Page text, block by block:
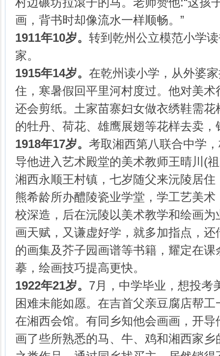
画，背书时却像流水一样顺畅。”
1911年10岁。 转到乾州公立模范小学
家。
1915年14岁。 在乾州读小学，从外婆
住，寒暑假回平里河村度过。他对美
还会剪纸。土家苗寨妇女做衣绣鞋需
的牡丹、荷花、雄鹰展翅等花样去卖，
1918年17岁。 考取湘西第八联合中学
导他进入艺术殿堂的美术教师王晴川(
湘西永顺王村镇，七岁随父来沅陵居
熊希龄所办醴陵瓷业学堂，学工艺美
校深造，后在沅陵以美术教学和绘画
画天赋，又谦虚好学，就多加指点，
的画集及芥子园画谱等书籍，耀定在
摹，绘画技巧提高更快。
1922年21岁。 7月，中学毕业，想投考
困难未能如愿。在吉首父亲豆腐店帮
在湘西会馆。有同乡知他会画画，开
画了些所熟悉的马、牛、鸡和湘西家